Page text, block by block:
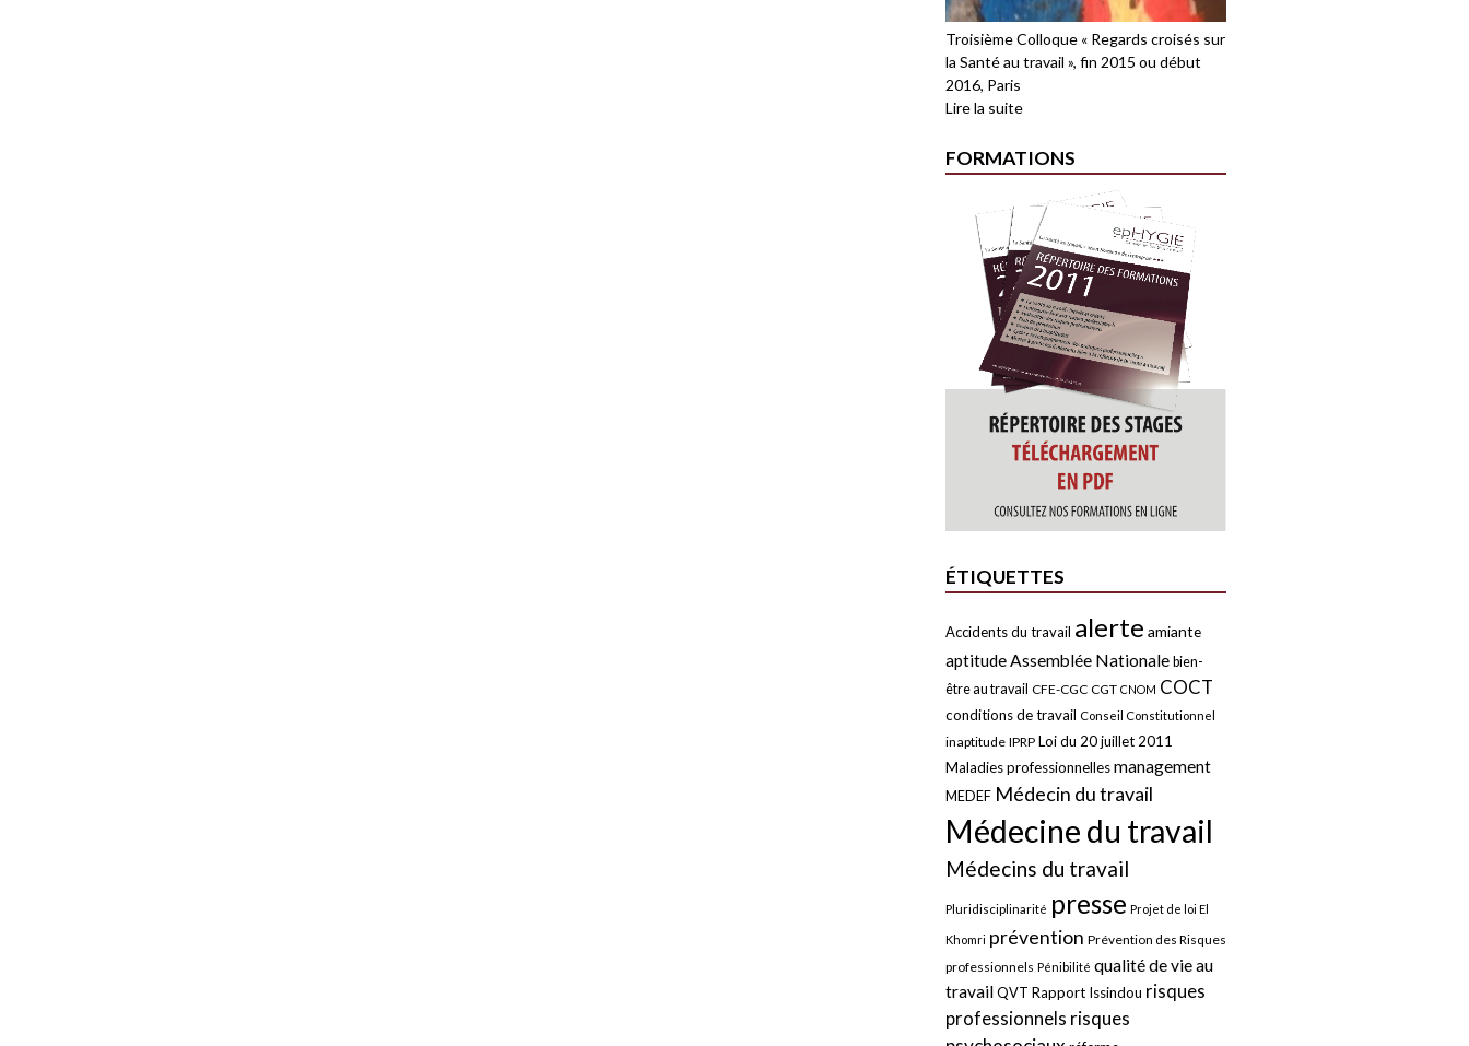
Troisième Colloque « Regards croisés sur
la Santé au travail », fin 2015 ou début
2016, Paris
Lire la suite
FORMATIONS
ÉTIQUETTES
Accidents du travail alerte amiante
aptitudeAssemblée Nationale bien-
être au travail CFE-CGC CGT CNOM COCT
conditions de travail Conseil Constitutionnel
inaptitude IPRP Loi du 20 juillet 2011
Maladies professionnellesmanagement
MEDEF Médecin du travail
Médecine du travail
Médecins du travail
Pluridisciplinarité presse Projet de loi El
Khomri prévention Prévention des Risques
professionnels Pénibilité qualité de vie au
travailQVT Rapport Issindou risques
professionnels risques